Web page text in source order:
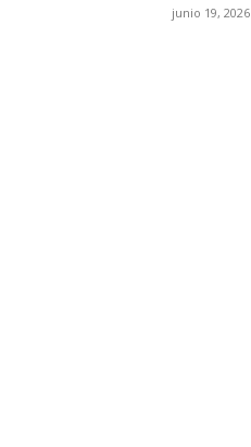
junio 19, 2026